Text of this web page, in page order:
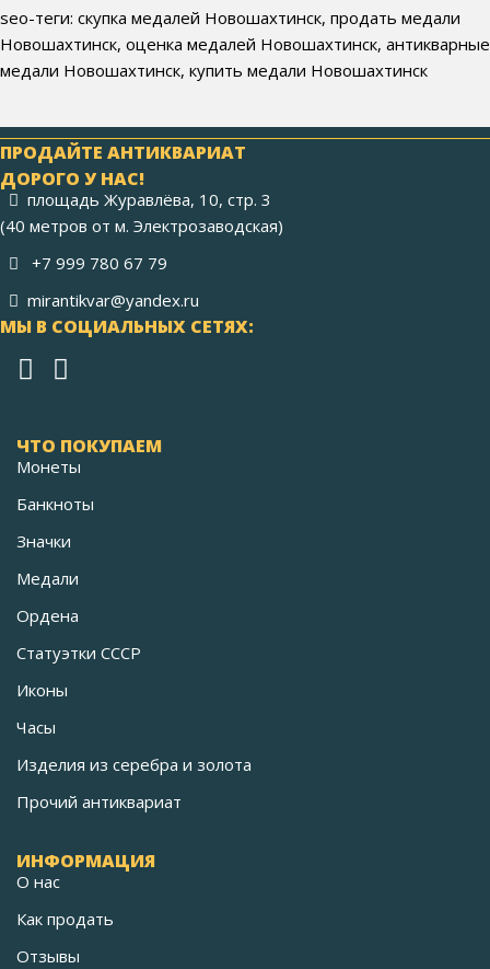
seo-теги: скупка медалей Новошахтинск, продать медали
Новошахтинск, оценка медалей Новошахтинск, антикварные
медали Новошахтинск, купить медали Новошахтинск
ПРОДАЙТЕ АНТИКВАРИАТ
ДОРОГО У НАС!
площадь Журавлёва, 10, стр. 3
(40 метров от м. Электрозаводская)
+7 999 780 67 79
mirantikvar@yandex.ru
МЫ В СОЦИАЛЬНЫХ СЕТЯХ:
ЧТО ПОКУПАЕМ
Монеты
Банкноты
Значки
Медали
Ордена
Статуэтки СССР
Иконы
Часы
Изделия из серебра и золота
Прочий антиквариат
ИНФОРМАЦИЯ
О нас
Как продать
Отзывы